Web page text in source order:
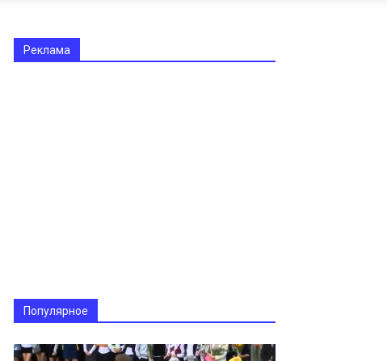
Реклама
Популярное